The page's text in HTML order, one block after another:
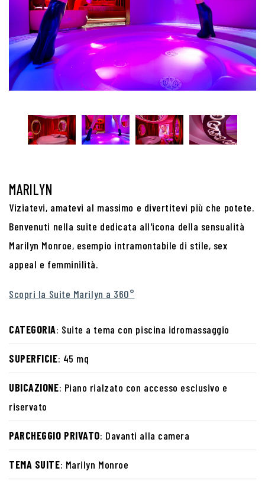
MARILYN
Viziatevi, amatevi al massimo e divertitevi più che potete.
Benvenuti nella suite dedicata all'icona della sensualità
Marilyn Monroe, esempio intramontabile di stile, sex
appeal e femminilità.
Scopri la Suite Marilyn a 360°
CATEGORIA: Suite a tema con piscina idromassaggio
SUPERFICIE: 45 mq
UBICAZIONE: Piano rialzato con accesso esclusivo e
riservato
PARCHEGGIO PRIVATO: Davanti alla camera
TEMA SUITE: Marilyn Monroe